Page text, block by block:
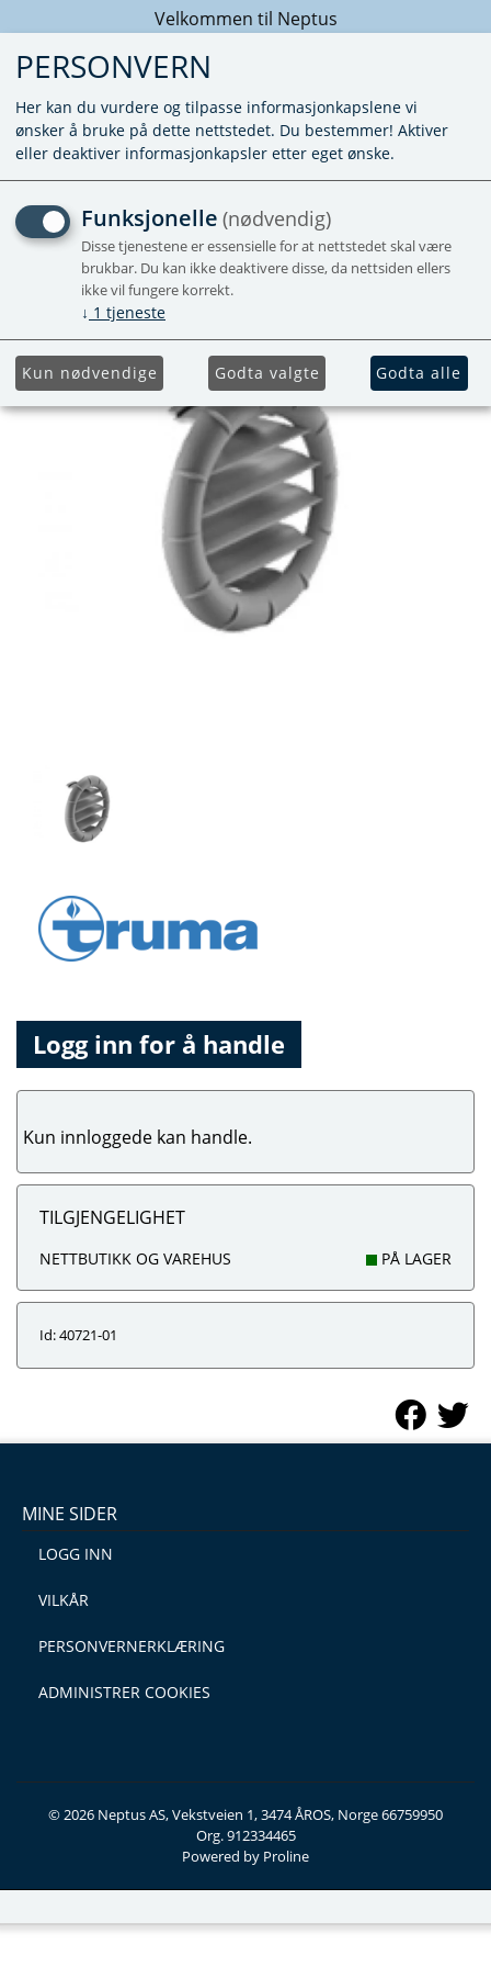
Velkommen til Neptus
LAMELLDYSE GRÅ
Logg inn for å handle
Kun innloggede kan handle.
TILGJENGELIGHET
NETTBUTIKK OG VAREHUS PÅ LAGER
Id: 40721-01
MINE SIDER
LOGG INN
VILKÅR
PERSONVERNERKLÆRING
ADMINISTRER COOKIES
© 2026 Neptus AS, Vekstveien 1, 3474 ÅROS, Norge 66759950
Org. 912334465
Powered by Proline
PERSONVERN
Her kan du vurdere og tilpasse informasjonkapslene vi
ønsker å bruke på dette nettstedet. Du bestemmer! Aktiver
eller deaktiver informasjonkapsler etter eget ønske.
Funksjonelle (nødvendig)
Disse tjenestene er essensielle for at nettstedet skal være
brukbar. Du kan ikke deaktivere disse, da nettsiden ellers
ikke vil fungere korrekt.
↓ 1 tjeneste
Kun nødvendige Godta valgte Godta alle